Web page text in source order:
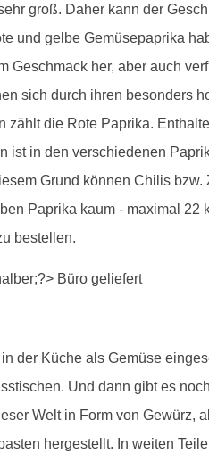
groß. Daher kann der
und gelbe Gemüsepaprika
Geschmack her, aber auch
sich durch ihren besonders
zählt die Rote Paprika.
ist in den verschiedenen
Grund können Chilis
Paprika kaum - maximal
bestellen.
der Küche als Gemüse
Und dann gibt es
Welt in Form von Gewürz,
hergestellt. In weiten